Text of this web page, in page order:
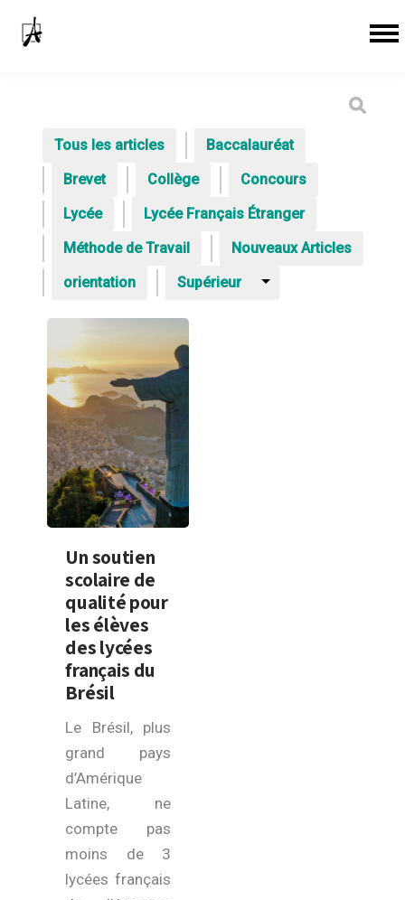
Tous les articles
Baccalauréat
Brevet
Collège
Concours
Lycée
Lycée Français Étranger
Méthode de Travail
Nouveaux Articles
orientation
Supérieur
Un soutien
scolaire de
qualité pour
les élèves
des lycées
français du
Brésil
Le Brésil, plus
grand pays
d’Amérique
Latine, ne
compte pas
moins de 3
lycées français